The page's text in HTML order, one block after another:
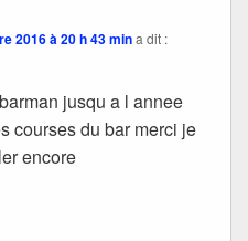
2016 à 20 h 43 mina dit :
jusqu a l annee
courses du bar merci je
encore